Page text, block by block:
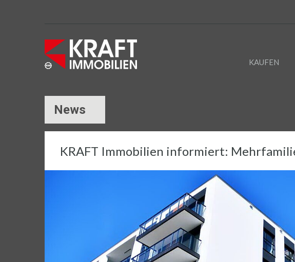
KAUFEN
News
KRAFT Immobilien informiert: